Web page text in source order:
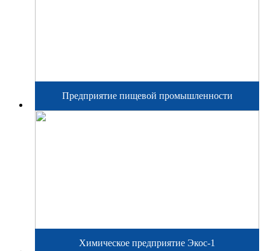
Предприятие пищевой промышленности
Химическое предприятие Экос-1